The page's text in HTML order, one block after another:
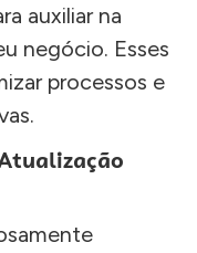
auxiliar na
negócio. Esses
processos e